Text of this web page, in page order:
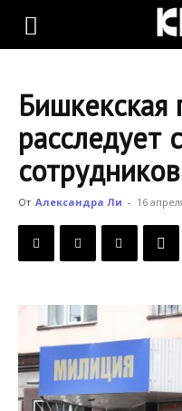
KLOOP.KG
Новости
Кыргызстана
Бишкекская
расследует
От Александра Ли - 16